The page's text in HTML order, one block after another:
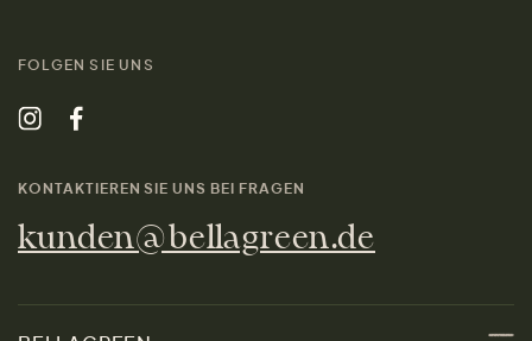
FOLGEN SIE UNS
KONTAKTIEREN SIE UNS BEI FRAGEN
kunden@bellagreen.de